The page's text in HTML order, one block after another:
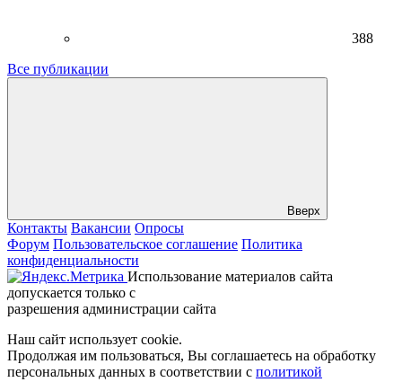
388
Все публикации
Вверх
Контакты Вакансии Опросы
Форум Пользовательское соглашение Политика
конфиденциальности
Использование материалов сайта
допускается только с
разрешения администрации сайта
Наш сайт использует cookie.
Продолжая им пользоваться, Вы соглашаетесь на обработку
персональных данных в соответствии с политикой